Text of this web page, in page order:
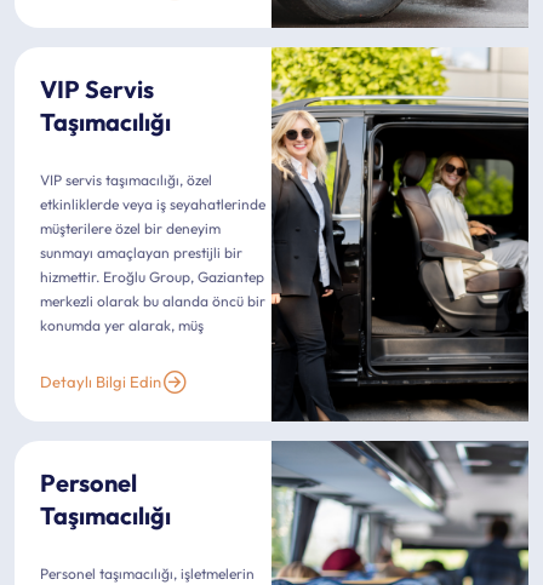
VIP Servis
Taşımacılığı
VIP servis taşımacılığı, özel
etkinliklerde veya iş seyahatlerinde
müşterilere özel bir deneyim
sunmayı amaçlayan prestijli bir
hizmettir. Eroğlu Group, Gaziantep
merkezli olarak bu alanda öncü bir
konumda yer alarak, müş
Detaylı Bilgi Edin
Personel
Taşımacılığı
Personel taşımacılığı, işletmelerin